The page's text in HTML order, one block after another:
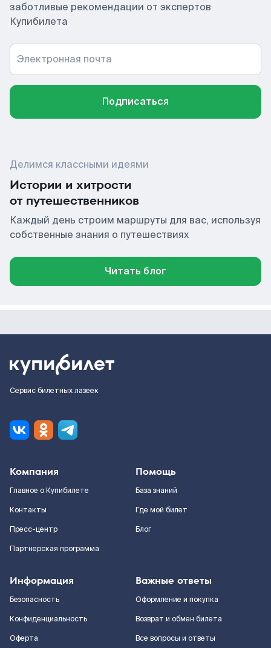
заботливые рекомендации от экспертов
Купибилета
Электронная почта
Подписаться
Делимся классными идеями
Истории и хитрости
от путешественников
Каждый день строим маршруты для вас, используя
собственные знания о путешествиях
Читать блог
Сервис билетных лазеек
Компания
Главное о Купибилете
Контакты
Пресс-центр
Партнерская программа
Помощь
База знаний
Где мой билет
Блог
Информация
Безопасность
Конфиденциальность
Оферта
Важные ответы
Оформление и покупка
Возврат и обмен билета
Все вопросы и ответы